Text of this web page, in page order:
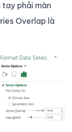
tay phải màn
Overlap là